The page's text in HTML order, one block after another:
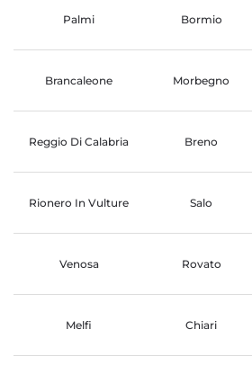
Palmi Bormio
Brancaleone Morbegno
Reggio Di Calabria Breno
Rionero In Vulture Salo
Venosa Rovato
Melfi Chiari